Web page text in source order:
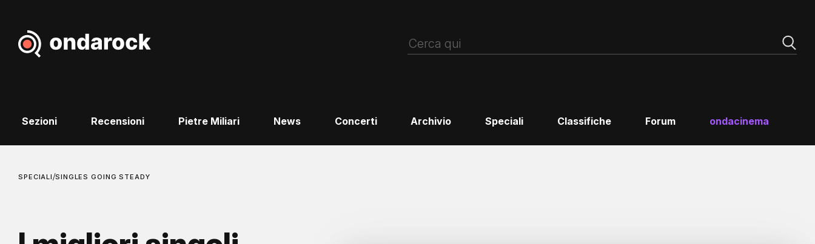
Sezioni Recensioni Pietre Miliari News Concerti Archivio Speciali Classifiche Forum ondacinema
SPECIALI/SINGLES GOING STEADY